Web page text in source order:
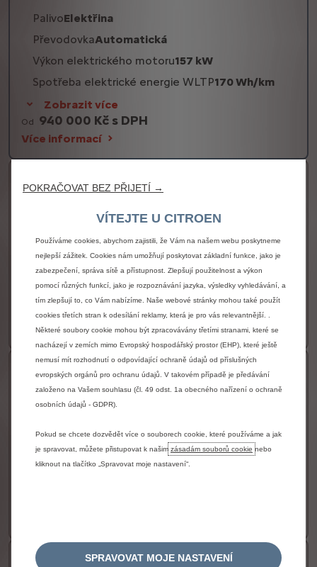
PalivoElektřina
PřevodovkaAutomatická
Výkon elektrického motoru157 kW
Spotřeba elektrické energie WLTP170 Wh/km
Zobrazit více
Od 940 000 Kč s DPH
Více informací
Electric 230k
Elektřina
Výkon elektrického motoru
170 kW
Spotřeba elektrické energie WLTP178 Wh/km
Zobrazit více
1 115 000 Kč s DPH
Více informací
Hybrid 145k
Palivo
Mild hybrid / Benzín
Výkon hybridní motorizace107 kW
Spotřeba5.4 l/100km
Plug-in Hybrid 225k
POKRAČOVAT BEZ PŘIJETÍ →
VÍTEJTE U CITROEN
Používáme cookies, abychom zajistili, že Vám na našem webu poskytneme
nejlepší zážitek. Cookies nám umožňují poskytovat základní funkce, jako je
zabezpečení, správa sítě a přístupnost. Zlepšují použitelnost a výkon
pomocí různých funkcí, jako je rozpoznávání jazyka, výsledky vyhledávání, a
tím zlepšují to, co Vám nabízíme. Naše webové stránky mohou také použít
cookies třetích stran k odesílání reklamy, která je pro vás relevantnější. .
Některé soubory cookie mohou být zpracovávány třetími stranami, které se
nacházejí v zemích mimo Evropský hospodářský prostor (EHP), které ještě
nemusí mít rozhodnutí o odpovídající ochraně údajů od příslušných
evropských orgánů pro ochranu údajů. V takovém případě je předávání
založeno na Vašem souhlasu (čl. 49 odst. 1a obecného nařízení o ochraně
osobních údajů - GDPR).
Pokud se chcete dozvědět více o souborech cookie, které používáme a jak
je spravovat, můžete přistupovat k našim zásadám souborů cookie nebo
kliknout na tlačítko „Spravovat moje nastavení“.
SPRAVOVAT MOJE NASTAVENÍ